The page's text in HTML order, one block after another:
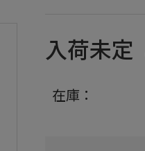
入荷未定
在庫：